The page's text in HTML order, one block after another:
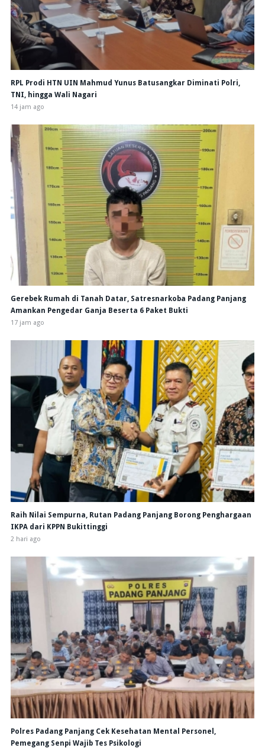
RPL Prodi HTN UIN Mahmud Yunus Batusangkar Diminati Polri,
TNI, hingga Wali Nagari
14 jam ago
Gerebek Rumah di Tanah Datar, Satresnarkoba Padang Panjang
Amankan Pengedar Ganja Beserta 6 Paket Bukti
17 jam ago
Raih Nilai Sempurna, Rutan Padang Panjang Borong Penghargaan
IKPA dari KPPN Bukittinggi
2 hari ago
Polres Padang Panjang Cek Kesehatan Mental Personel,
Pemegang Senpi Wajib Tes Psikologi